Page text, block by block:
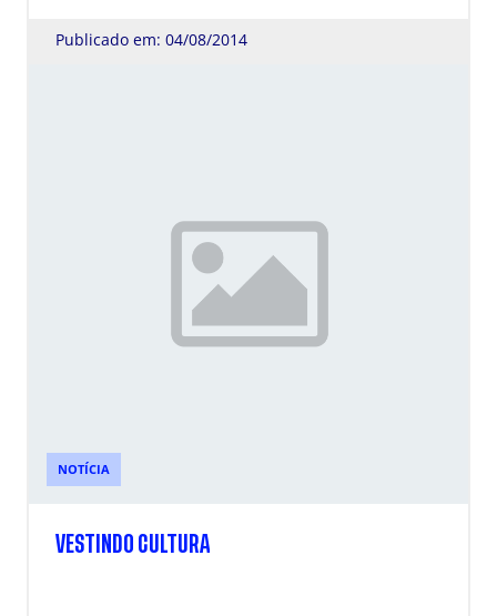
Publicado em: 04/08/2014
NOTÍCIA
VESTINDO CULTURA